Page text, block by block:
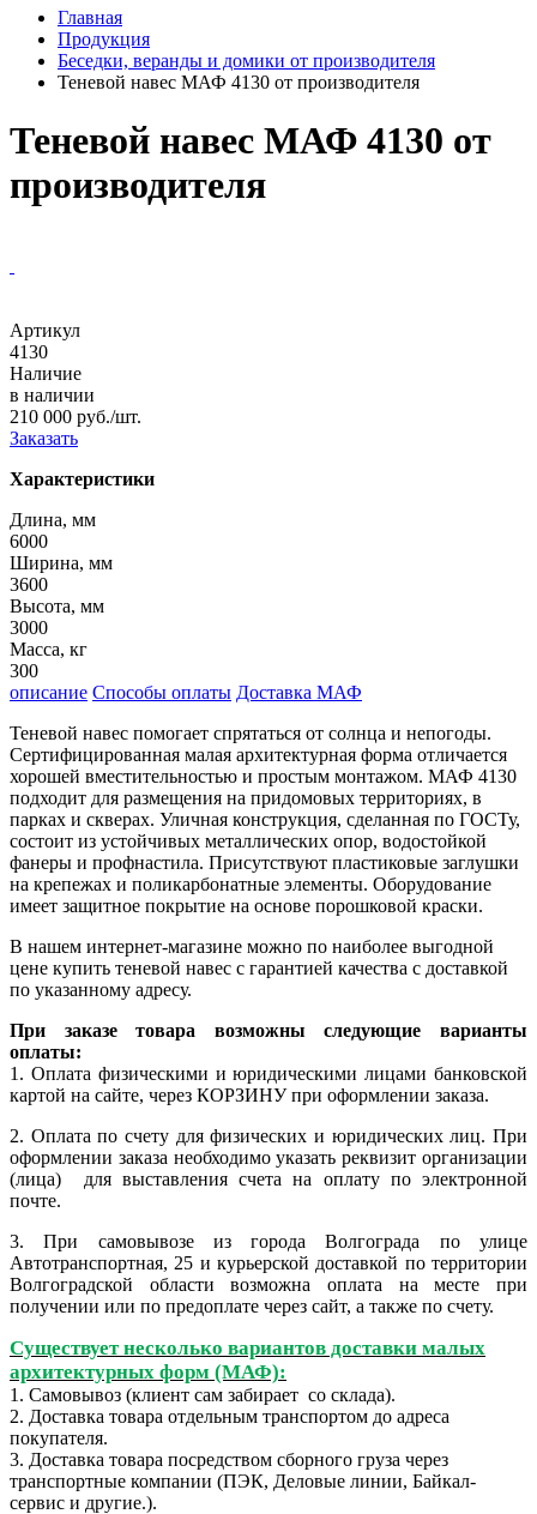
Главная
Продукция
Беседки, веранды и домики от производителя
Теневой навес МАФ 4130 от производителя
Теневой навес МАФ 4130 от
производителя
Артикул
4130
Наличие
в наличии
210 000 руб./шт.
Заказать
Характеристики
Длина, мм
6000
Ширина, мм
3600
Высота, мм
3000
Масса, кг
300
описание Способы оплаты Доставка МАФ
Теневой навес помогает спрятаться от солнца и непогоды.
Сертифицированная малая архитектурная форма отличается
хорошей вместительностью и простым монтажом. МАФ 4130
подходит для размещения на придомовых территориях, в
парках и скверах. Уличная конструкция, сделанная по ГОСТу,
состоит из устойчивых металлических опор, водостойкой
фанеры и профнастила. Присутствуют пластиковые заглушки
на крепежах и поликарбонатные элементы. Оборудование
имеет защитное покрытие на основе порошковой краски.
В нашем интернет-магазине можно по наиболее выгодной
цене купить теневой навес с гарантией качества с доставкой
по указанному адресу.
При заказе товара возможны следующие варианты
оплаты:
1. Оплата физическими и юридическими лицами банковской
картой на сайте, через КОРЗИНУ при оформлении заказа.
2. Оплата по счету для физических и юридических лиц. При
оформлении заказа необходимо указать реквизит организации
(лица) для выставления счета на оплату по электронной
почте.
3. При самовывозе из города Волгограда по улице
Автотранспортная, 25 и курьерской доставкой по территории
Волгоградской области возможна оплата на месте при
получении или по предоплате через сайт, а также по счету.
Существует несколько вариантов доставки малых
архитектурных форм (МАФ):
1. Самовывоз (клиент сам забирает со склада).
2. Доставка товара отдельным транспортом до адреса
покупателя.
3. Доставка товара посредством сборного груза через
транспортные компании (ПЭК, Деловые линии, Байкал-
сервис и другие.).